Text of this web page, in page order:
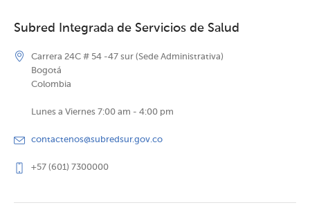
Subred Integrada de Servicios de Salud
Carrera 24C # 54 -47 sur (Sede Administrativa)
Bogotá
Colombia
Lunes a Viernes 7:00 am - 4:00 pm
contactenos@subredsur.gov.co
+57 (601) 7300000